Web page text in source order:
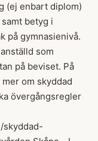
(ej enbart diplom)
betyg i
på gymnasienivå.
som
på beviset. På
om skyddad
övergångsregler
skyddad-